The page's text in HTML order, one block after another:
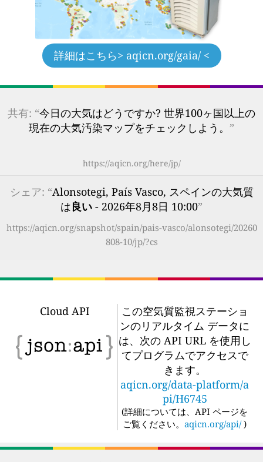
詳細はこちら> aqicn.org/gaia/ <
共有: “今日の大気はどうですか? 世界100ヶ国以上の
現在の大気汚染マップをチェックしよう。 ”
https://aqicn.org/here/jp/
シェア: “Alonsotegi, País Vasco, スペインの大気質
は良い - 2026年8月8日 10:00”
https://aqicn.org/snapshot/spain/pais-vasco/alonsotegi/20260
808-10/jp/?cs
Cloud API
この空気質監視ステーショ
ンのリアルタイム データに
は、次の API URL を使用し
てプログラムでアクセスで
きます。
aqicn.org/data-platform/a
pi/H6745
(詳細については、API ページを
ご覧ください。 aqicn.org/api/ )